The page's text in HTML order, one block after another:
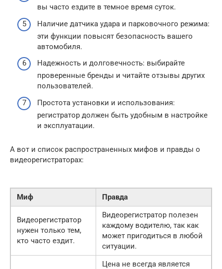
вы часто ездите в темное время суток.
Наличие датчика удара и парковочного режима:
эти функции повысят безопасность вашего
автомобиля.
Надежность и долговечность: выбирайте
проверенные бренды и читайте отзывы других
пользователей.
Простота установки и использования:
регистратор должен быть удобным в настройке
и эксплуатации.
А вот и список распространенных мифов и правды о
видеорегистраторах:
Миф Правда
Видеорегистратор
нужен только тем,
кто часто ездит.
Видеорегистратор полезен
каждому водителю, так как
может пригодиться в любой
ситуации.
Цена не всегда является